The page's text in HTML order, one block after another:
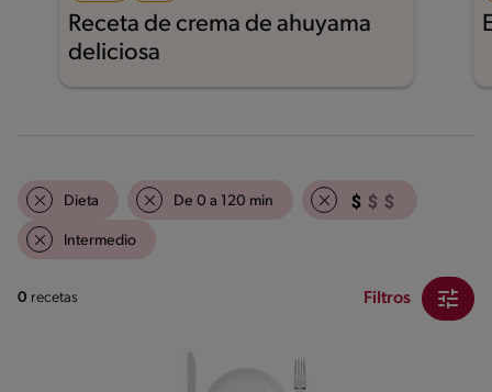
Receta de crema de ahuyama
deliciosa
Dieta De 0 a 120 min
Intermedio
0 recetas Filtros